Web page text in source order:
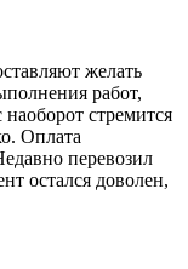
желать
работ,
стремится
Оплата
перевозил
остался доволен,